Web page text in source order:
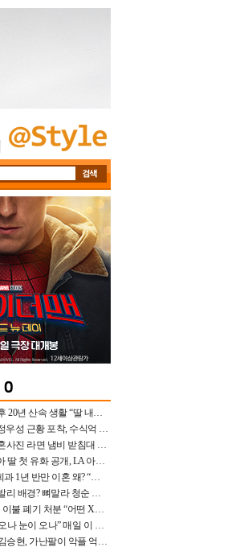
배우 최일순, 이혼 후 20년 산속 생활 “딸 내가 버렸다고 원망‥맘 아파”(특종)[어제TV]
‘혼외자→유부남’ 정우성 근황 포착, 수식억 해킹 피해 후배 만났다 “존경하는”
집 공개 유재석, 결혼사진 라면 냄비 받침대 되고 분노‥가족사진도 피해(놀뭐)[어제TV]
백윤식 손녀+정시아 딸 첫 유화 공개, LA 아트쇼→서울국제조각페스타 작가다운 수준급 실력
유혜리, 배우 이근희과 1년 반만 이혼 왜? “식칼 꽂고 의자 던져” 충격 폭로(특종)[어제TV]
임지연, 그림 같은 발리 배경? 뼈말라 청순 비키니 핏에 상대 안 되네
김성수, ♥박소윤 집 이불 폐기 처분 “어떤 X이랑 썼을지 몰라” 질투(신랑수업2)[어제TV]
44kg 송가인 “비가 오나 눈이 오나” 매일 이 운동, 허벅지 근육량 상승+체지방 감소
“연예인 걱정 NO” 김승현, 가난팔이 악플 억울할만‥아내+딸과 日 여행